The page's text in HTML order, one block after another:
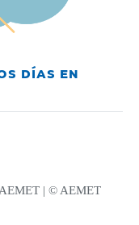
DÍAS EN
| © AEMET